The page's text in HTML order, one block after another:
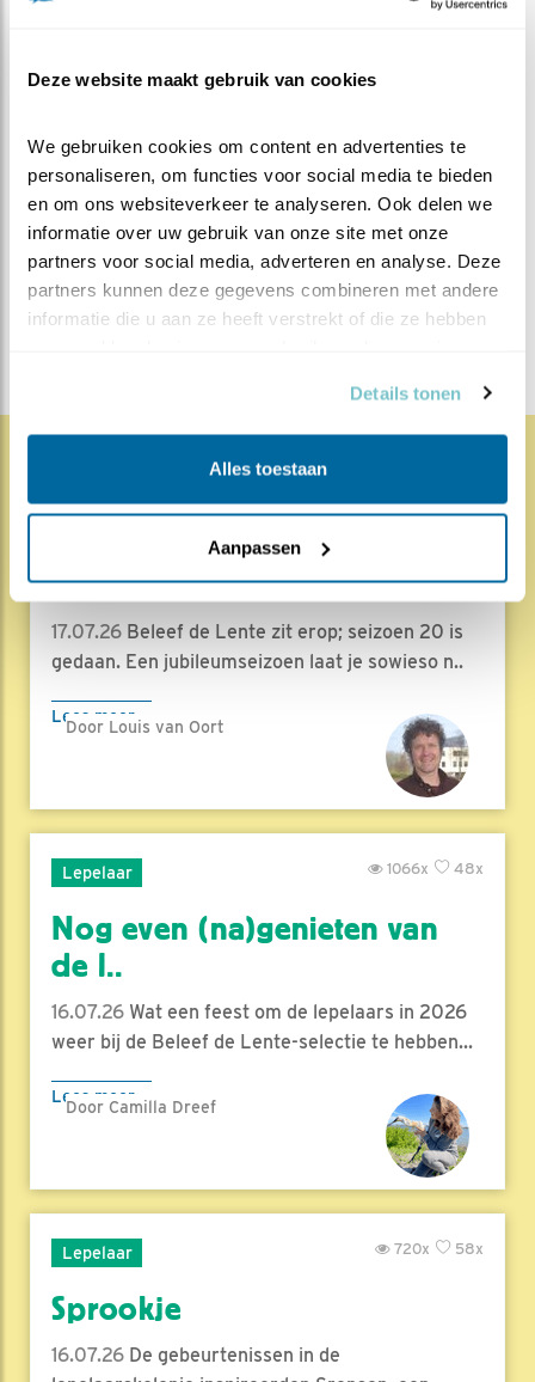
Deze website maakt gebruik van cookies
We gebruiken cookies om content en advertenties te
personaliseren, om functies voor social media te bieden
en om ons websiteverkeer te analyseren. Ook delen we
informatie over uw gebruik van onze site met onze
partners voor social media, adverteren en analyse. Deze
partners kunnen deze gegevens combineren met andere
informatie die u aan ze heeft verstrekt of die ze hebben
Details tonen
Alles toestaan
Aanpassen
ooievaars lijkt het nu goed te gaan. Het aantal
van STORK
Vind ik leuk
Bewaar deze blog
MEER OVER
Ooievaar
Alle Beleef de
Lente blogs
DEEL DIT BERICHT
Herleef de Lente: de vele
hoog..
17.07.26 Beleef de Lente zit erop; seizoen 20 is
gedaan. Een jubileumseizoen laat je sowieso n..
Lees meer
Door Louis van Oort
Lepelaar 48x
1066x
Nog even (na)genieten van
de l..
16.07.26 Wat een feest om de lepelaars in 2026
weer bij de Beleef de Lente-selectie te hebben...
Lees meer
Door Camilla Dreef
Lepelaar 58x
720x
Sprookje
16.07.26 De gebeurtenissen in de